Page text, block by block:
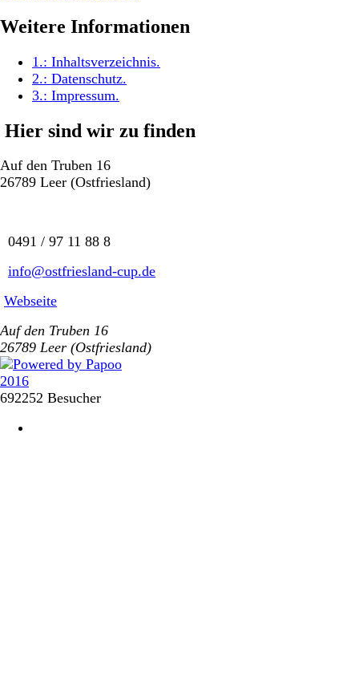
Weitere Informationen
1.: Inhaltsverzeichnis.
2.: Datenschutz.
3.: Impressum.
Hier sind wir zu finden
Auf den Truben 16
26789 Leer (Ostfriesland)
0491 / 97 11 88 8
info@ostfriesland-cup.de
Webseite
Auf den Truben 16
26789 Leer (Ostfriesland)
692252 Besucher